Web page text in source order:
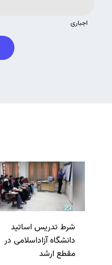
اجباری
شرط تدریس اساتید
دانشگاه آزاداسلامی در
مقطع ارشد